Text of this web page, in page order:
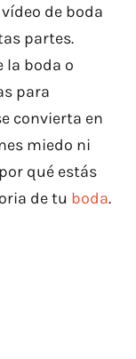
de boda
partes.
la boda o
para
convierta en
miedo ni
qué estás
de tu boda.